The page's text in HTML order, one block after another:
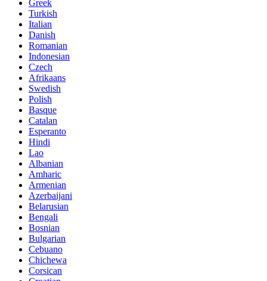
Greek
Turkish
Italian
Danish
Romanian
Indonesian
Czech
Afrikaans
Swedish
Polish
Basque
Catalan
Esperanto
Hindi
Lao
Albanian
Amharic
Armenian
Azerbaijani
Belarusian
Bengali
Bosnian
Bulgarian
Cebuano
Chichewa
Corsican